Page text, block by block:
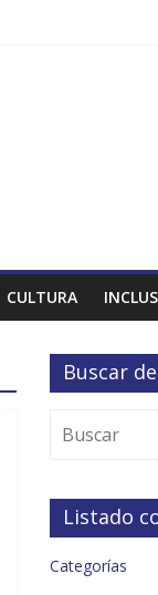
CULTURA
Buscar
Listado
Categorías